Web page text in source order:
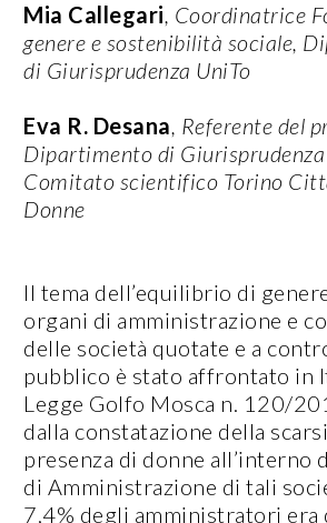
Mia Callegari, Coordinatrice
genere e sostenibilità sociale,
di Giurisprudenza UniTo
Eva R. Desana, Referente del
Dipartimento di Giurisprudenza
Comitato scientifico Torino
Donne
Il tema dell’equilibrio di
organi di amministrazione e
delle società quotate e a
pubblico è stato affrontato in
Legge Golfo Mosca n. 120/
dalla constatazione della
presenza di donne all’interno
di Amministrazione di tali
7,4% degli amministratori era